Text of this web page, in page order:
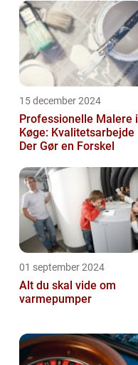
15 december 2024
Professionelle Malere i
Køge: Kvalitetsarbejde
Der Gør en Forskel
01 september 2024
Alt du skal vide om
varmepumper